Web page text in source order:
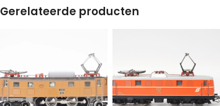
Gerelateerde producten